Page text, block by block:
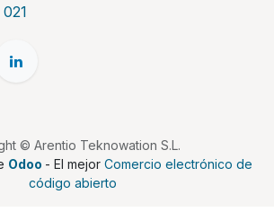
© Arentio Teknowation S.L.
Odoo - El mejor Comercio electrónico de
código abierto